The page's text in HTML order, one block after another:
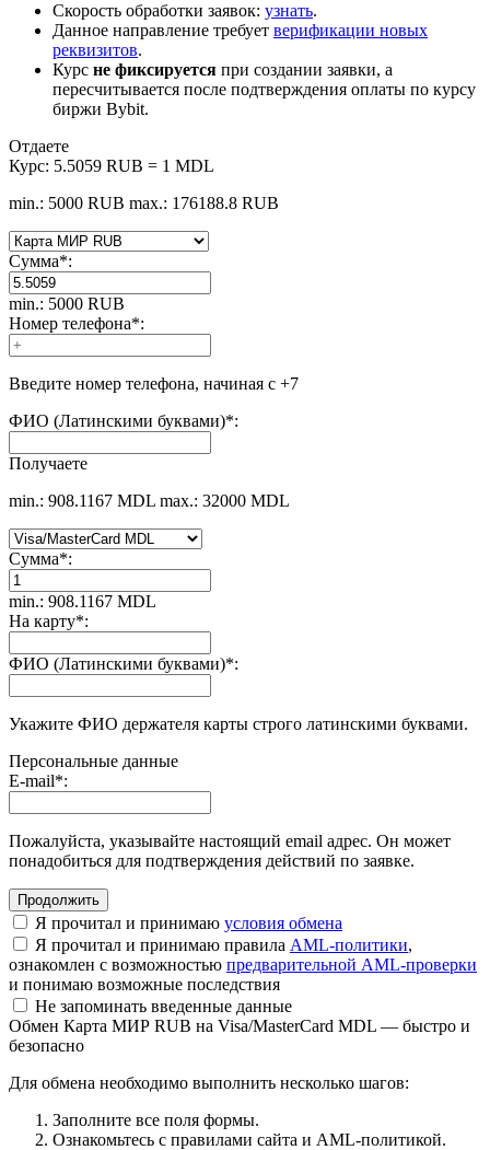
Скорость обработки заявок: узнать.
Данное направление требует верификации новых
реквизитов.
Курс не фиксируется при создании заявки, а
пересчитывается после подтверждения оплаты по курсу
биржи Bybit.
Отдаете
Курс: 5.5059 RUB = 1 MDL
min.: 5000 RUB max.: 176188.8 RUB
Сумма*:
min.: 5000 RUB
Номер телефона*:
Введите номер телефона, начиная с +7
ФИО (Латинскими буквами)*:
Получаете
min.: 908.1167 MDL max.: 32000 MDL
Сумма*:
min.: 908.1167 MDL
На карту*:
ФИО (Латинскими буквами)*:
Укажите ФИО держателя карты строго латинскими буквами.
Персональные данные
E-mail*:
Пожалуйста, указывайте настоящий email адрес. Он может
понадобиться для подтверждения действий по заявке.
Я прочитал и принимаю условия обмена
Я прочитал и принимаю правила AML-политики,
ознакомлен с возможностью предварительной AML-проверки
и понимаю возможные последствия
Не запоминать введенные данные
Обмен Карта МИР RUB на Visa/MasterCard MDL — быстро и
безопасно
Для обмена необходимо выполнить несколько шагов:
Заполните все поля формы.
Ознакомьтесь с правилами сайта и AML-политикой.